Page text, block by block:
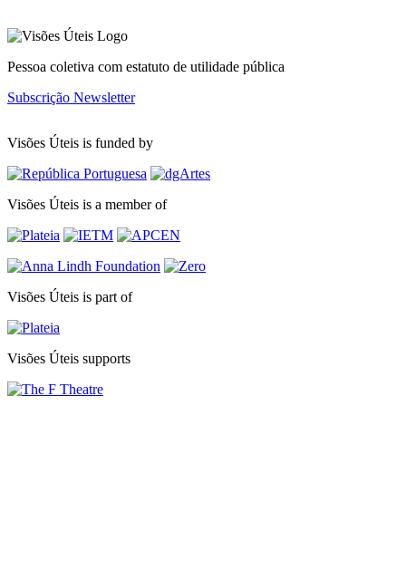
Pessoa coletiva com estatuto de utilidade pública
Subscrição Newsletter
Visões Úteis is funded by
Visões Úteis is a member of
Visões Úteis is part of
Visões Úteis supports